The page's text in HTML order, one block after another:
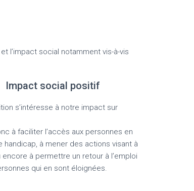
l’impact social notamment vis-à-vis
Impact social positif
s’intéresse à notre impact sur
à faciliter l’accès aux personnes en
handicap, à mener des actions visant à
encore à permettre un retour à l’emploi
qui en sont éloignées.